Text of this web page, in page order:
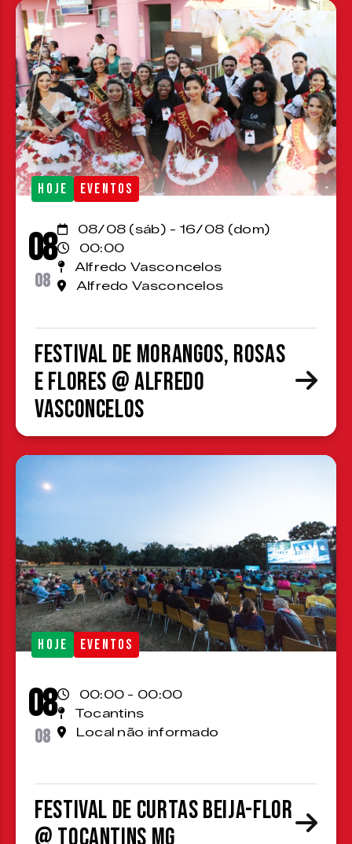
HOJE EVENTOS
08
08
08/08 (sáb) - 16/08 (dom)
00:00
Alfredo Vasconcelos
Alfredo Vasconcelos
Festival de Morangos, Rosas
e Flores @ Alfredo
Vasconcelos
HOJE EVENTOS
08
08
00:00 - 00:00
Tocantins
Local não informado
Festival de Curtas Beija-Flor